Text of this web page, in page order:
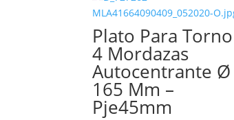
Plato Para Torno
4 Mordazas
Autocentrante Ø
165 Mm –
Pje45mm